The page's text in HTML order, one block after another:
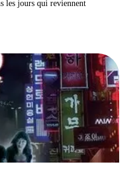
les jours qui reviennent